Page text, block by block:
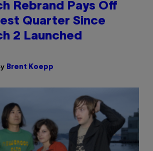
Rebrand Pays Off
Quarter Since
2 Launched
Brent Koepp